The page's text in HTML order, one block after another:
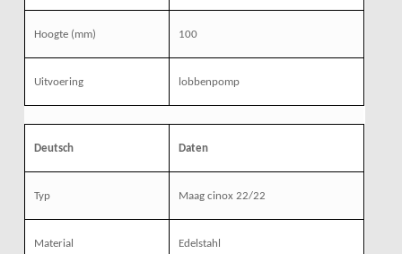
Hoogte (mm) 100
Uitvoering lobbenpomp
Deutsch Daten
Typ Maag cinox 22/22
Material Edelstahl